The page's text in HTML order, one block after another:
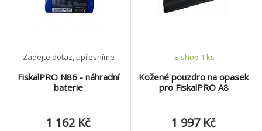
FiskalPRO N86 - náhradní
baterie
Zadejte dotaz, upřesníme
1 162 Kč
Kožené pouzdro na opasek
pro FiskalPRO A8
E-shop 1 ks
1 997 Kč